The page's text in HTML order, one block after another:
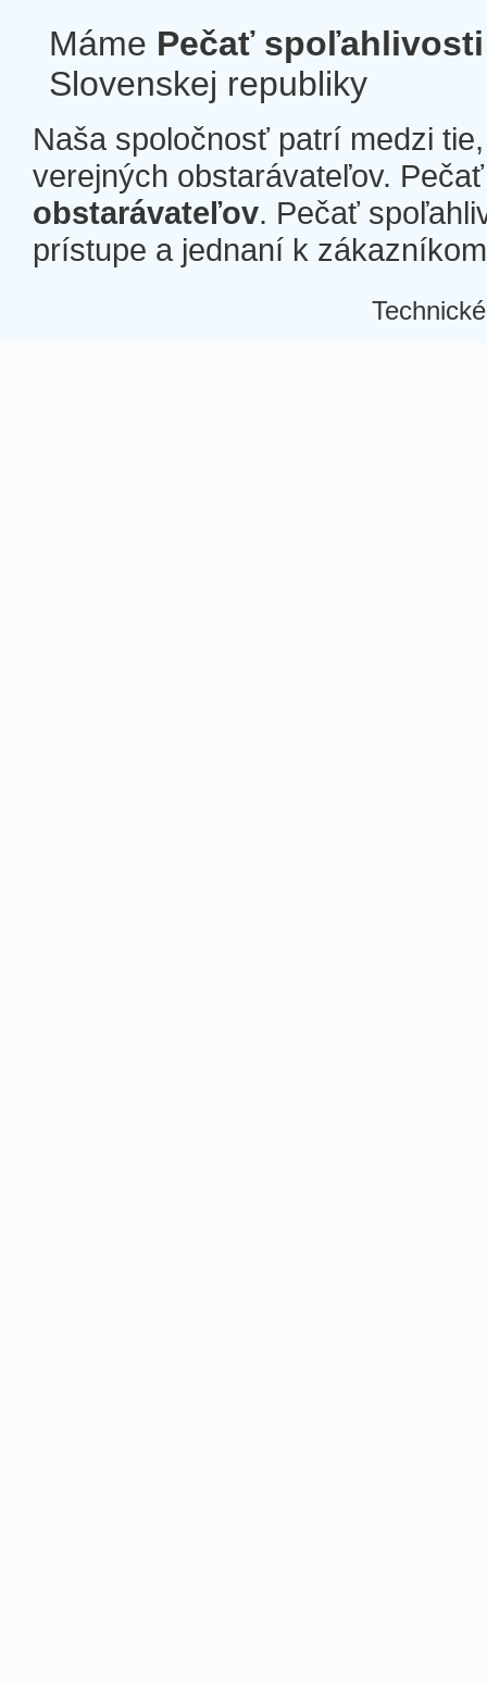
Máme Pečať spoľahlivosti
Slovenskej republiky
Naša spoločnosť patrí medzi
verejných obstarávateľov.
obstarávateľov. Pečať
prístupe a jednaní k